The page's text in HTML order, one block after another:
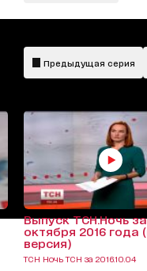
Предыдущая серия
Выпуск ТСН.Ночь
октября 2016 года
версия)
ТСН Ночь ТСН за 2016.10.04